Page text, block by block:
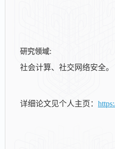
研究领域:
社会计算、社交网络安全。
详细论文见个人主页：